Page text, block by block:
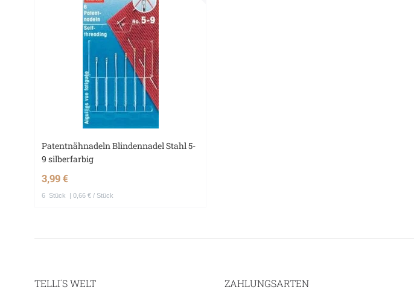
Patentnähnadeln Blindennadel Stahl 5-
9 silberfarbig
3,99 €
6 Stück | 0,66 € / Stück
TELLI´S WELT ZAHLUNGSARTEN